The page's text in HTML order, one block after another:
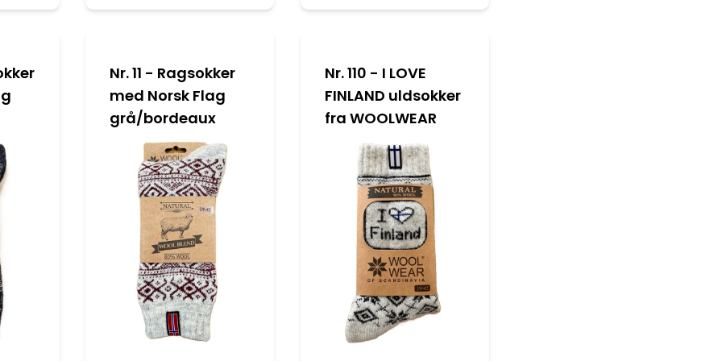
Nr. 11 - Ragsokker
med Norsk Flag
grå/bordeaux
Nr. 110 - I LOVE
FINLAND uldsokker
fra WOOLWEAR